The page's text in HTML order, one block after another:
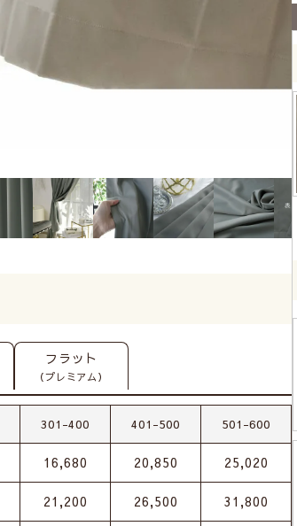
フラット
（プレミアム）
301-400 401-500 501-600
16,680 20,850 25,020
21,200 26,500 31,800